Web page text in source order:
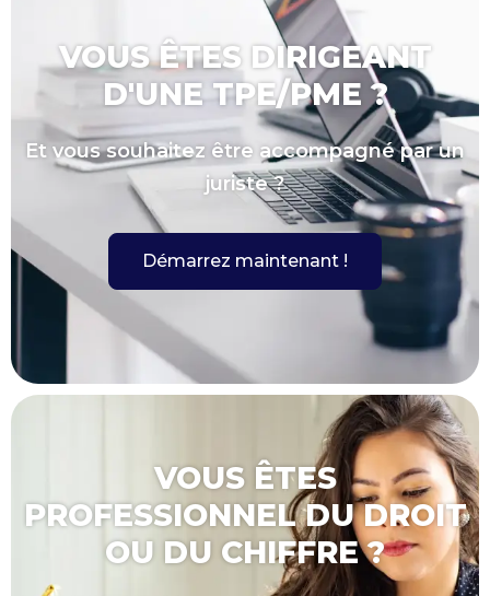
VOUS ÊTES DIRIGEANT
D'UNE TPE/PME ?
Et vous souhaitez être accompagné par un
juriste ?
Démarrez maintenant !
VOUS ÊTES
PROFESSIONNEL DU DROIT
OU DU CHIFFRE ?